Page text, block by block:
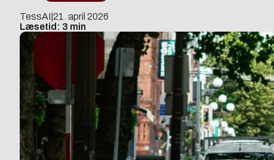
TessAI 21. april 2026
Læsetid: 3 min